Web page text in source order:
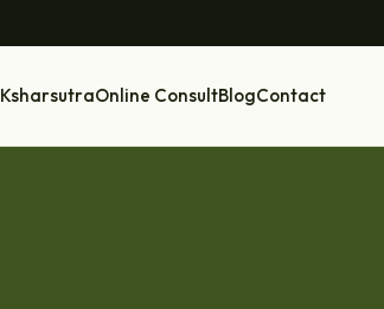
KsharsutraOnline ConsultBlogContact